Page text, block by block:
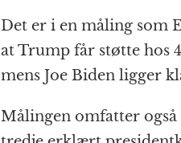
Det er i en måling som
at Trump får støtte hos
mens Joe Biden ligger
Målingen omfatter også